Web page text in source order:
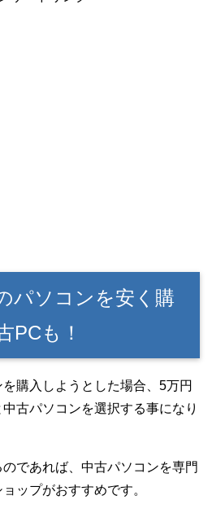
パソコンを安く購
PCも！
購入しようとした場合、5万円
古パソコンを選択する事になり
であれば、中古パソコンを専門
ップがおすすめです。